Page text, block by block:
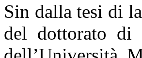
Sin dalla tesi di
del dottorato di